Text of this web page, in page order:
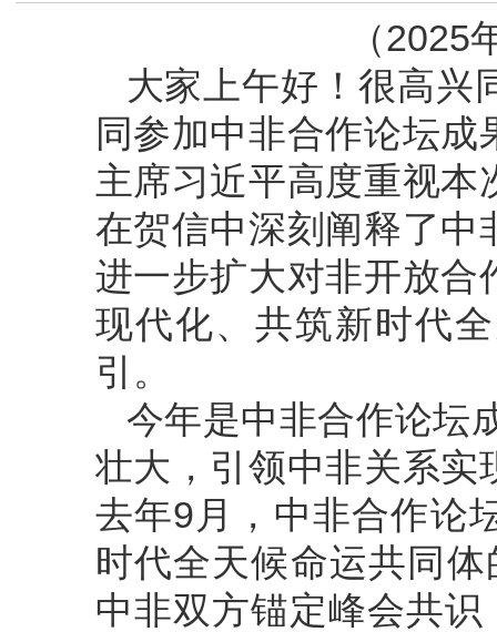
（2025
大家上午好！很高兴
同参加中非合作论坛
主席习近平高度重视
在贺信中深刻阐释了中
进一步扩大对非开放合
现代化、共筑新时代
引。
今年是中非合作论坛
壮大，引领中非关系实
去年9月，中非合作论
时代全天候命运共同
中非双方锚定峰会共识